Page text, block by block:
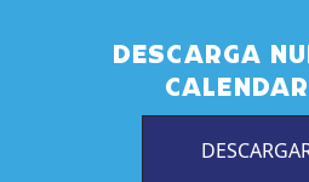
DESCARGA